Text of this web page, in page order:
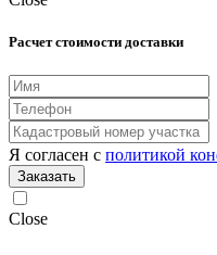
Расчет стоимости доставки
Я согласен с политикой
Заказать
Close